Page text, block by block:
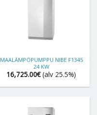
MAALÄMPÖPUMPPU NIBE F1345
24 KW
16,725.00€ (alv 25.5%)